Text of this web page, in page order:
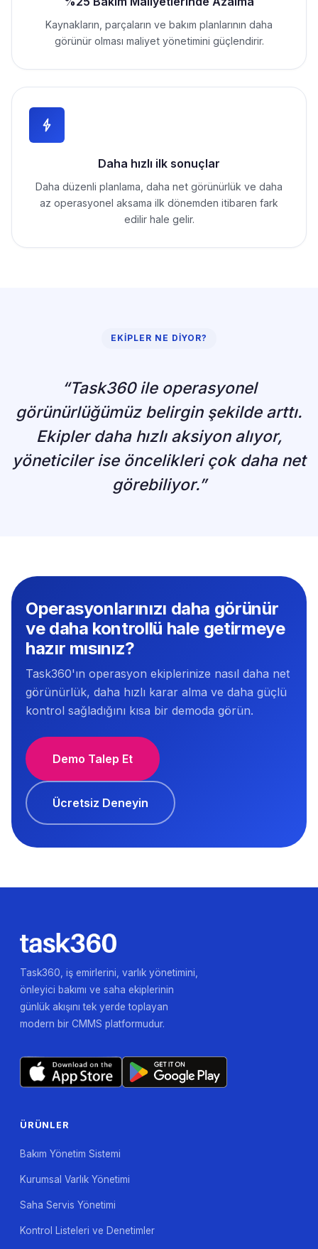
Kaynakların, parçaların ve bakım planlarının daha
görünür olması maliyet yönetimini güçlendirir.
Daha hızlı ilk sonuçlar
Daha düzenli planlama, daha net görünürlük ve daha
az operasyonel aksama ilk dönemden itibaren fark
edilir hale gelir.
EKIPLER NE DIYOR?
“Task360 ile operasyonel
görünürlüğümüz belirgin şekilde arttı.
Ekipler daha hızlı aksiyon alıyor,
yöneticiler ise öncelikleri çok daha net
görebiliyor.”
Operasyonlarınızı daha görünür
ve daha kontrollü hale getirmeye
hazır mısınız?
Task360'ın operasyon ekiplerinize nasıl daha net
görünürlük, daha hızlı karar alma ve daha güçlü
kontrol sağladığını kısa bir demoda görün.
Demo Talep Et
Ücretsiz Deneyin
Task360, iş emirlerini, varlık yönetimini,
önleyici bakımı ve saha ekiplerinin
günlük akışını tek yerde toplayan
modern bir CMMS platformudur.
ÜRÜNLER
Bakım Yönetim Sistemi
Kurumsal Varlık Yönetimi
Saha Servis Yönetimi
Kontrol Listeleri ve Denetimler